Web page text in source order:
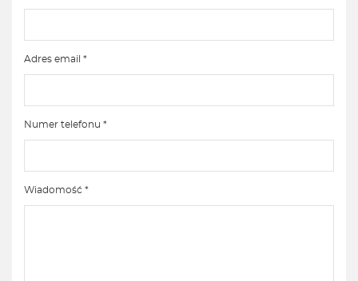
Adres email *
Numer telefonu *
Wiadomość *